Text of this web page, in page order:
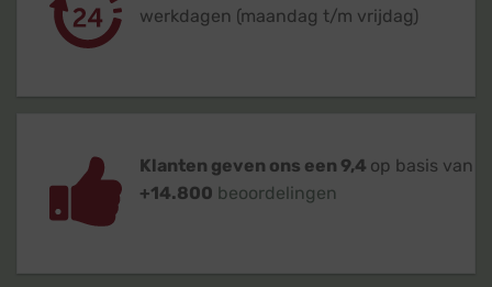
werkdagen (maandag t/m vrijdag)
Klanten geven ons een 9,4 op basis van
+14.800 beoordelingen